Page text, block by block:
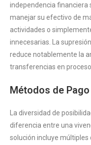
independencia financiera
manejar su efectivo de
actividades o
innecesarias. La
reduce notablemente la
transferencias en proceso.
Métodos de
La diversidad de
diferencia entre una
solución incluye múltiples